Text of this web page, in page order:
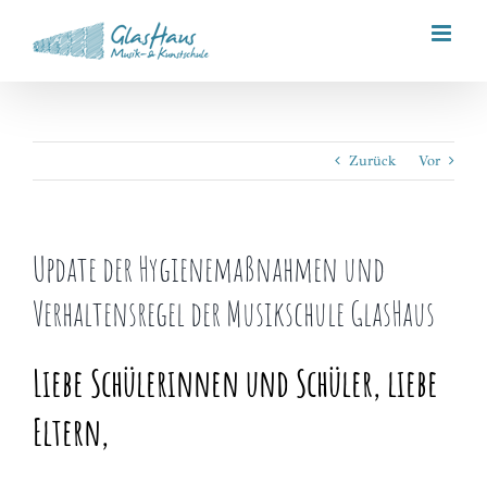
springen
Zurück Vor
Update der Hygienemaßnahmen und
Verhaltensregel der Musikschule GlasHaus
Liebe Schülerinnen und Schüler, liebe
Eltern,